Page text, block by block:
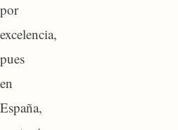
por
excelencia,
pues
en
España,